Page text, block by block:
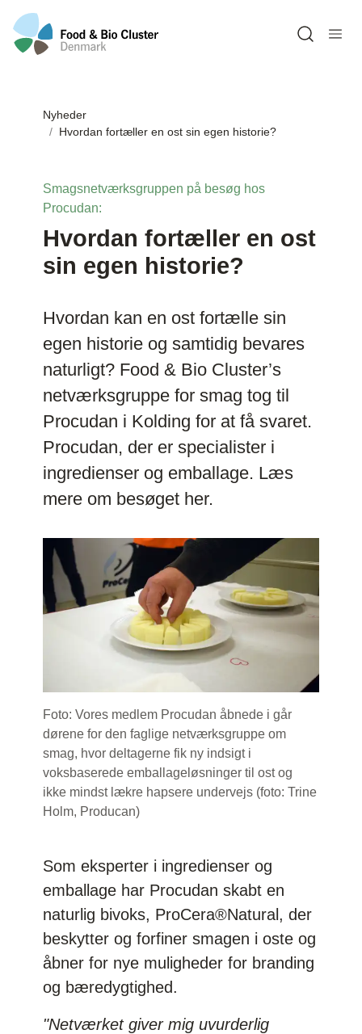
Nyheder
Hvordan fortæller en ost sin egen historie?
Smagsnetværksgruppen på besøg hos
Procudan:
Hvordan fortæller en ost
sin egen historie?
Hvordan kan en ost fortælle sin
egen historie og samtidig bevares
naturligt? Food & Bio Cluster’s
netværksgruppe for smag tog til
Procudan i Kolding for at få svaret.
Procudan, der er specialister i
ingredienser og emballage. Læs
mere om besøget her.
Foto: Vores medlem Procudan åbnede i går
dørene for den faglige netværksgruppe om
smag, hvor deltagerne fik ny indsigt i
voksbaserede emballageløsninger til ost og
ikke mindst lækre hapsere undervejs (foto: Trine
Holm, Producan)
Som eksperter i ingredienser og
emballage har Procudan skabt en
naturlig bivoks, ProCera®Natural, der
beskytter og forfiner smagen i oste og
åbner for nye muligheder for branding
og bæredygtighed.
"Netværket giver mig uvurderlig